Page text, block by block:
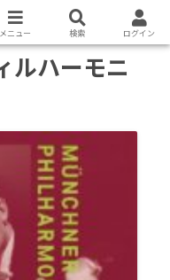
ルハーモニ
メニュー 検索 ログイン